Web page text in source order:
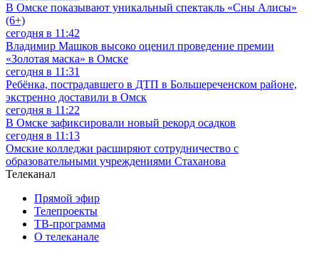
В Омске показывают уникальный спектакль «Сны Алисы»
(6+)
сегодня в 11:42
Владимир Машков высоко оценил проведение премии
«Золотая маска» в Омске
сегодня в 11:31
Ребёнка, пострадавшего в ДТП в Большереченском районе,
экстренно доставили в Омск
сегодня в 11:22
В Омске зафиксировали новый рекорд осадков
сегодня в 11:13
Омские колледжи расширяют сотрудничество с
образовательными учреждениями Стаханова
Телеканал
Прямой эфир
Телепроекты
ТВ-программа
О телеканале